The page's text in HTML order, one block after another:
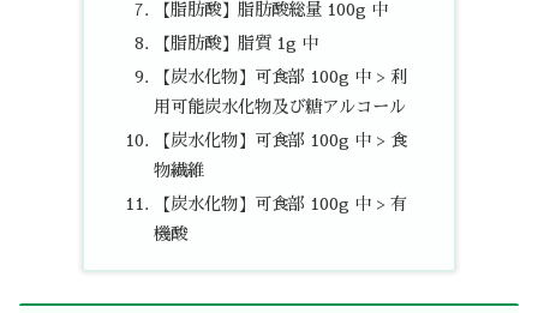
【脂肪酸】脂肪酸総量 100g 中
【脂肪酸】脂質 1g 中
【炭水化物】可食部 100g 中 > 利
用可能炭水化物及び糖アルコール
【炭水化物】可食部 100g 中 > 食
物繊維
【炭水化物】可食部 100g 中 > 有
機酸